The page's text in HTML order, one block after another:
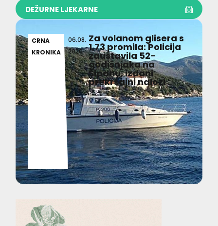
DEŽURNE LJEKARNE
CRNA
KRONIKA
06.08.
2026
Za volanom glisera s
1,73 promila: Policija
zaustavila 52-
godišnjaka na
Šipanu, izdani
prekršajni nalozi